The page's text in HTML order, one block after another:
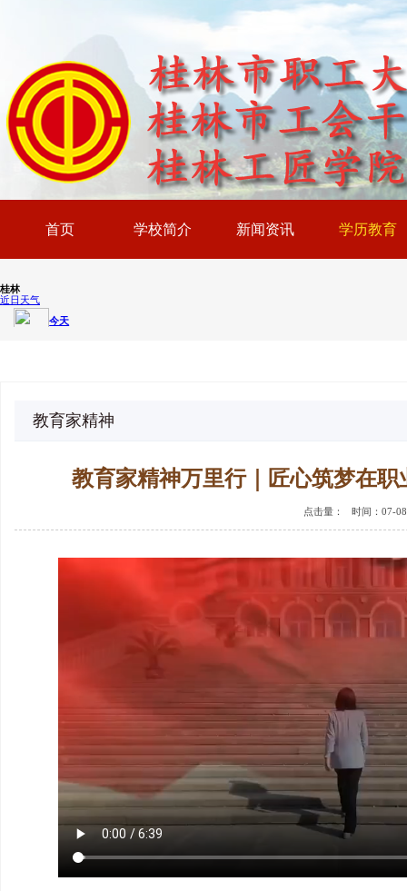
首页 学校简介 新闻资讯 学历教育
教育家精神
教育家精神万里行｜匠心筑梦在
点击量： 时间：07-08